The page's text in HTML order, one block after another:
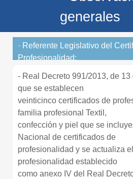
generales
· Referente Legislativo del
Profesionalidad:
- Real Decreto 991/2013, de 13
que se establecen
veinticinco certificados de
familia profesional Textil,
confección y piel que se
Nacional de certificados de
profesionalidad y se actualiza
profesionalidad establecido
como anexo IV del Real